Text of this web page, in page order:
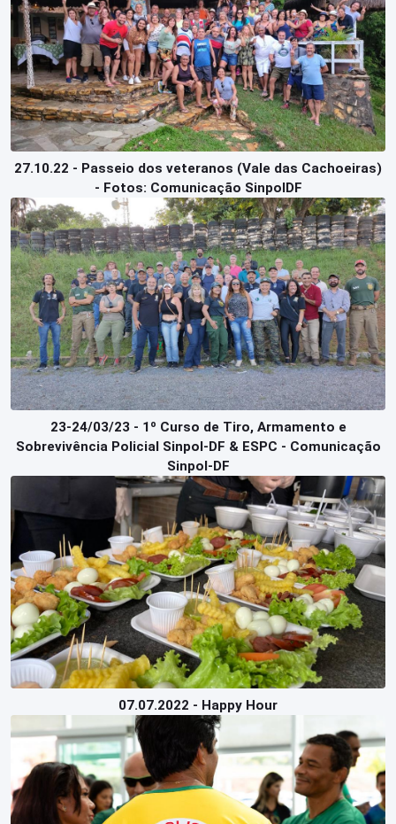
27.10.22 - Passeio dos veteranos (Vale das Cachoeiras)
- Fotos: Comunicação SinpolDF
23-24/03/23 - 1º Curso de Tiro, Armamento e
Sobrevivência Policial Sinpol-DF & ESPC - Comunicação
Sinpol-DF
07.07.2022 - Happy Hour